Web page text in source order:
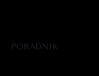
PORADNIK